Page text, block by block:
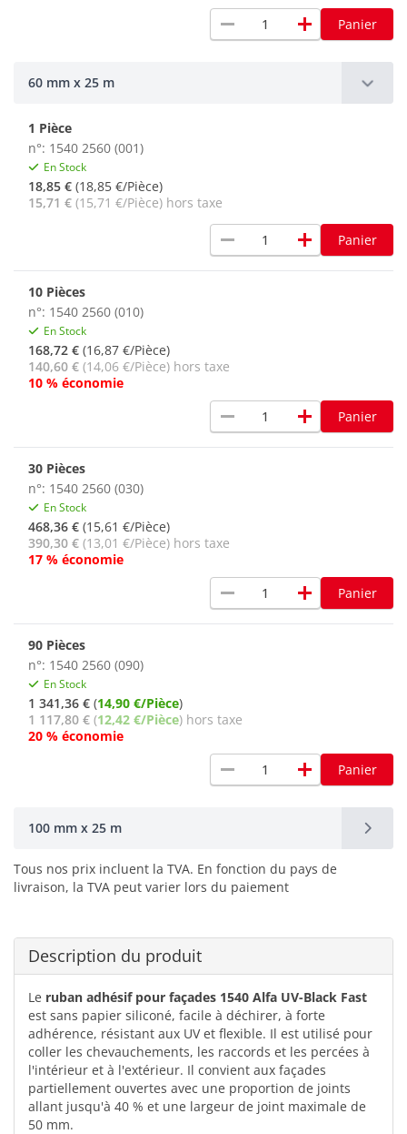
remove add Panier
60 mm x 25 m
1 Pièce
n°: 1540 2560 (001)
En Stock
18,85 € (18,85 €/Pièce)
15,71 € (15,71 €/Pièce) hors taxe
remove add Panier
10 Pièces
n°: 1540 2560 (010)
En Stock
168,72 € (16,87 €/Pièce)
140,60 € (14,06 €/Pièce) hors taxe
10 % économie
remove add Panier
30 Pièces
n°: 1540 2560 (030)
En Stock
468,36 € (15,61 €/Pièce)
390,30 € (13,01 €/Pièce) hors taxe
17 % économie
remove add Panier
90 Pièces
n°: 1540 2560 (090)
En Stock
1 341,36 € (14,90 €/Pièce)
1 117,80 € (12,42 €/Pièce) hors taxe
20 % économie
remove add Panier
100 mm x 25 m
Tous nos prix incluent la TVA. En fonction du pays de
livraison, la TVA peut varier lors du paiement
Description du produit
Le ruban adhésif pour façades 1540 Alfa UV-Black Fast
est sans papier siliconé, facile à déchirer, à forte
adhérence, résistant aux UV et flexible. Il est utilisé pour
coller les chevauchements, les raccords et les percées à
l'intérieur et à l'extérieur. Il convient aux façades
partiellement ouvertes avec une proportion de joints
allant jusqu'à 40 % et une largeur de joint maximale de
50 mm.